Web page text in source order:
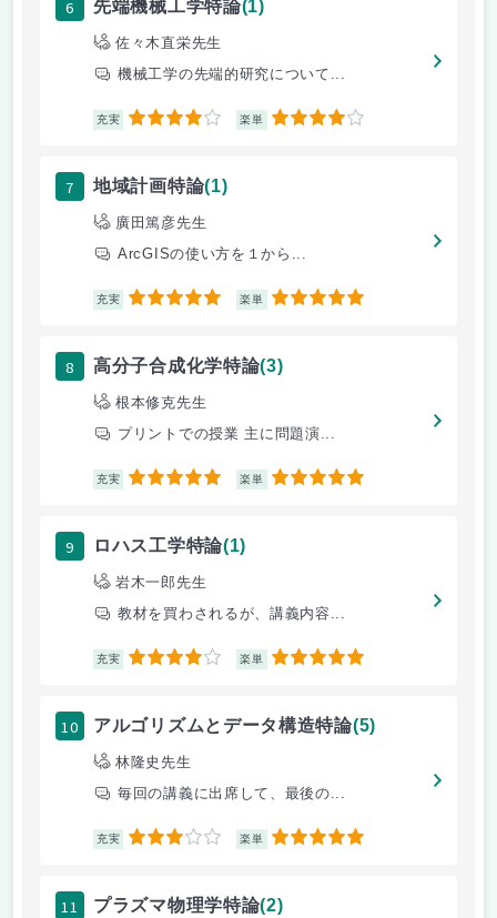
6 先端機械工学特論(1)
佐々木直栄先生
機械工学の先端的研究について...
充実 4 楽単 4
7 地域計画特論(1)
廣田篤彦先生
ArcGISの使い方を１から...
充実 5 楽単 5
8 高分子合成化学特論(3)
根本修克先生
プリントでの授業 主に問題演...
充実 5 楽単 5
9 ロハス工学特論(1)
岩木一郎先生
教材を買わされるが、講義内容...
充実 4 楽単 5
10 アルゴリズムとデータ構造特論(5)
林隆史先生
毎回の講義に出席して、最後の...
充実 3 楽単 5
11 プラズマ物理学特論(2)